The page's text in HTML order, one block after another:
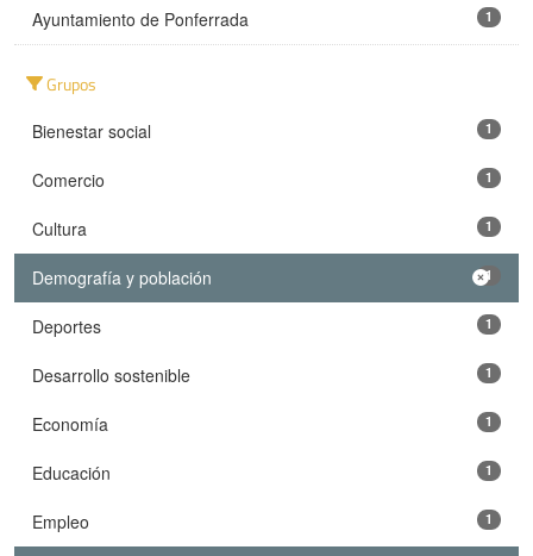
Ayuntamiento de Ponferrada 1
Grupos
Bienestar social 1
Comercio 1
Cultura 1
Demografía y población 1
Deportes 1
Desarrollo sostenible 1
Economía 1
Educación 1
Empleo 1